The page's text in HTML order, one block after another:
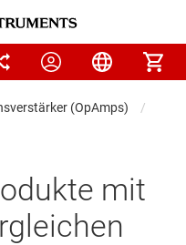
(OpAmps)
mit